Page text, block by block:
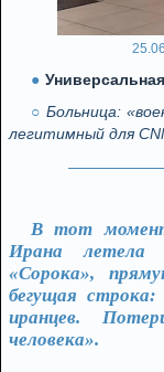
Больница:
легитимный для
В тот
Ирана летела
«Сорока»,
бегущая
иранцев.
человека».